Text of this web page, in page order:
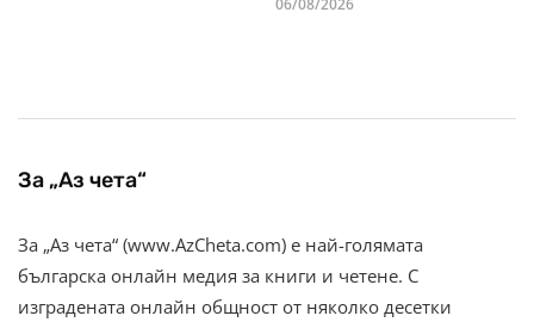
За „Аз чета“
За „Аз чета“ (www.AzCheta.com) е най-голямата
българска онлайн медия за книги и четене. С
изградената онлайн общност от няколко десетки